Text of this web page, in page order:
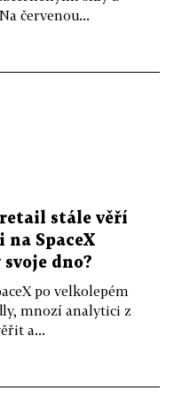
červenou...
stále věří
na SpaceX
dno?
po velkolepém
mnozí analytici z
a...